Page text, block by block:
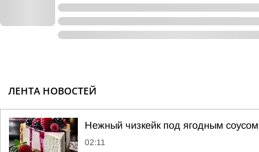
ЛЕНТА НОВОСТЕЙ
Нежный чизкейк под ягодным
02:11